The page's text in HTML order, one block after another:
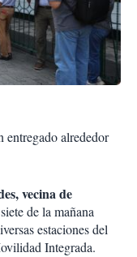
entregado alrededor
vecina de
de la mañana
estaciones del
Integrada.